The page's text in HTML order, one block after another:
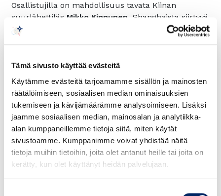
Tämä sivusto käyttää evästeitä
Käytämme evästeitä tarjoamamme sisällön ja mainosten
räätälöimiseen, sosiaalisen median ominaisuuksien
tukemiseen ja kävijämäärämme analysoimiseen. Lisäksi
jaamme sosiaalisen median, mainosalan ja analytiikka-
alan kumppaneillemme tietoja siitä, miten käytät
sivustoamme. Kumppanimme voivat yhdistää näitä
tietoja muihin tietoihin, joita olet antanut heille tai joita on
kerätty, kun olet käyttänyt heidän palvelujaan.
Osallistujilla on mahdollisuus tavata Kiinan
suurlähettiläs Mikko Kinnunen, Shanghaista siirtyvä
pääkonsuli
Joonas
verkostoitumaan ja vaihtamaan ajatuksia
kansainvälisen kaupan ja yhteistyön merkeissä.
Tilaisuus on tarkoitettu vain Suomi-Kiina
kauppayhdistyksen jäsenistölle.
Ilmoittauduthan tilaisuuteen14.8.2026mennessä.
Tervetuloa!
Tilaisuuden yhteyshenkilö on Mirjam Ligi: